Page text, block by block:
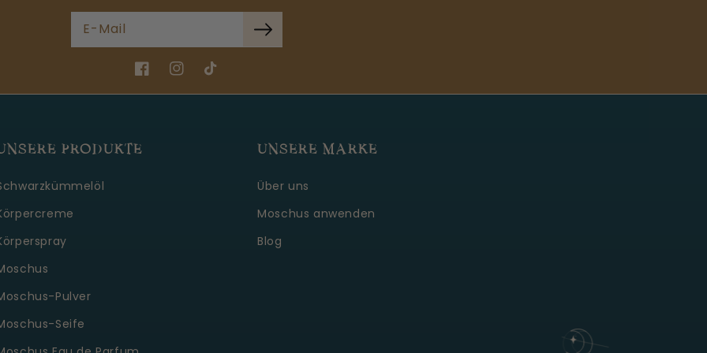
E-Mail
FacebookInstagram
TikTok
PRODUKTE
Pulver
Seife
UNSERE MARKE
Über uns
Moschus anwenden
Blog